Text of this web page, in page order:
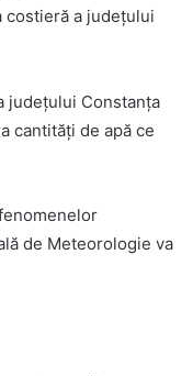
costieră a județului
județului Constanța
cantități de apă ce
de Meteorologie va